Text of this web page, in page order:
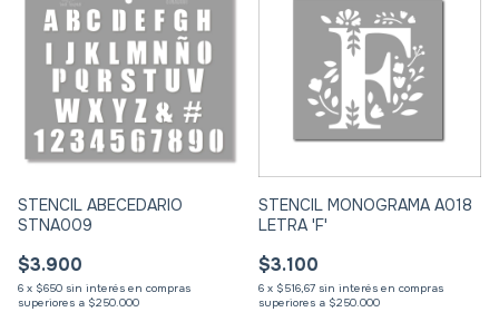
STENCIL ABECEDARIO
STNA009
$3.900
6 x $650 sin interés
STENCIL MONOGRAMA A018
LETRA 'F'
$3.100
6 x $516,67 sin interés